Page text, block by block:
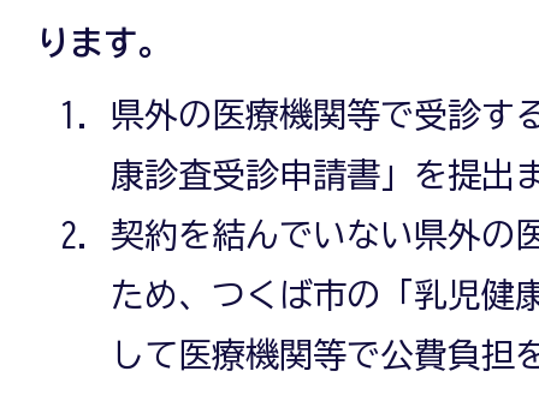
ります。
県外の医療機関等で受診す
康診査受診申請書」を提出
契約を結んでいない県外の
ため、つくば市の「乳児健
して医療機関等で公費負担